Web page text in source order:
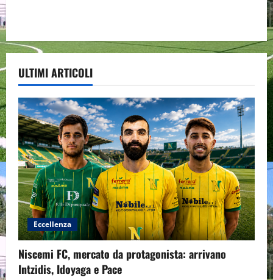
ULTIMI ARTICOLI
Eccellenza
Niscemi FC, mercato da protagonista: arrivano
Intzidis, Idoyaga e Pace